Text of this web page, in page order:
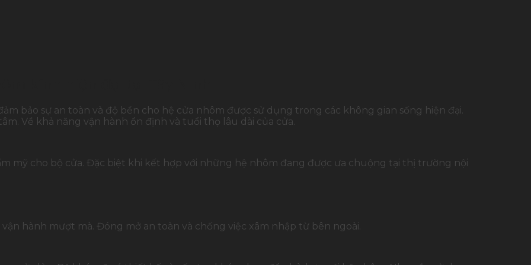
kính hiện đại tại Tây Ninh
bảo sự an toàn và độ bền cho hệ cửa nhôm được sử dụng trong các không gian sống hiện đại.
Về khả năng vận hành ổn định và tuổi thọ lâu dài của cửa.
mỹ cho bộ cửa. Đặc biệt khi kết hợp với những hệ nhôm đang được ưa chuộng tại thị trường nội
hành mượt mà. Đóng mở an toàn và chống việc xâm nhập từ bên ngoài.